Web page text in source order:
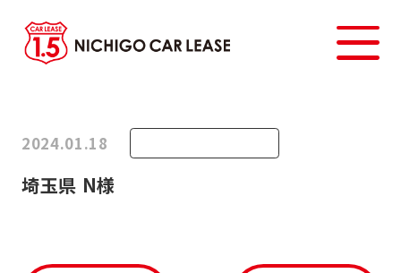
2024.01.18
埼玉県 N様